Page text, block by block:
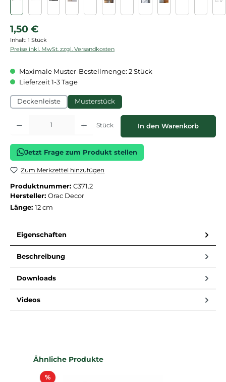
Regulärer Preis:
1,50 €
Inhalt: 1 Stück
Preise inkl. MwSt. zzgl. Versandkosten
Maximale Muster-Bestellmenge: 2 Stück
Lieferzeit 1-3 Tage
Deckenleiste Musterstück
Produkt Anzahl: Gib den gewünschten Wert ein oder benutze die
Stück In den Warenkorb
Jetzt Frage zum Produkt stellen
Zum Merkzettel hinzufügen
Produktnummer: C371.2
Hersteller: Orac Decor
Länge: 12 cm
Eigenschaften
Beschreibung
Downloads
Videos
Produktgalerie überspringen
Ähnliche Produkte
%Rabatt